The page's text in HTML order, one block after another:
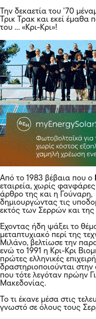
Την δεκαετία του ’70
Τρικ Τρακ και εκεί
του … «Κρι-Κρι»!
Από το 1983 βέβαια που ο
εταιρεία, χωρίς
άρθρο της και η
δημιουργώντας τις
εκτός των Σερρών και της
Έχοντας ήδη ψάξει το
μεταπτυχιακό περί της
Μιλάνο, βελτίωσε την
ενώ το 1991 η Κρι-Κρι
πρώτες ελληνικές
δραστηριοποιούνται
που τότε λεγόταν πρώην
Μακεδονίας.
Το τι έκανε μέσα στις
γνωστό σε όλους τους